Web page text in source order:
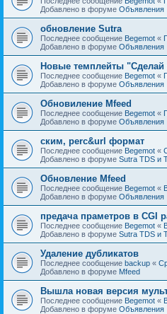
Добавлено в форуме Объявления
обновление Sutra
Последнее сообщение Begemot «
Добавлено в форуме Объявления
Новые темплейты "Cделай
Последнее сообщение Begemot «
Добавлено в форуме Объявления
Обновиление Mfeed
Последнее сообщение Begemot «
Добавлено в форуме Объявления
ским, perc&url формат
Последнее сообщение Begemot «
Добавлено в форуме Sutra TDS и
Обновление Mfeed
Последнее сообщение Begemot «
Добавлено в форуме Объявления
предача праметров в CGI
Последнее сообщение Begemot «
Добавлено в форуме Sutra TDS и
Удаление дубликатов
Последнее сообщение backup «
Добавлено в форуме Mfeed
Вышла новая версия
Последнее сообщение Begemot «
Добавлено в форуме Объявления